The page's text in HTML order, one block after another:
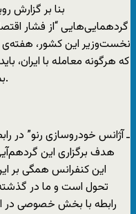
بنا بر گزارش
گردهمایی‌هایی “از فشار
نخست‌وزیر این کشور، هفته‌ی
که هرگونه معامله ‌با ایران،
بمب اتمی” از سوی این کشور صورت گیرد.
هدف برگزاری این
این کنفرانس همگی بر
تحول است و ما در گذشته
رابطه با بخش خصوصی در